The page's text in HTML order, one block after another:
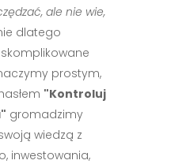
ale nie wie,
dlatego
prostym,
"Kontroluj
gromadzimy
wiedzą z
inwestowania,